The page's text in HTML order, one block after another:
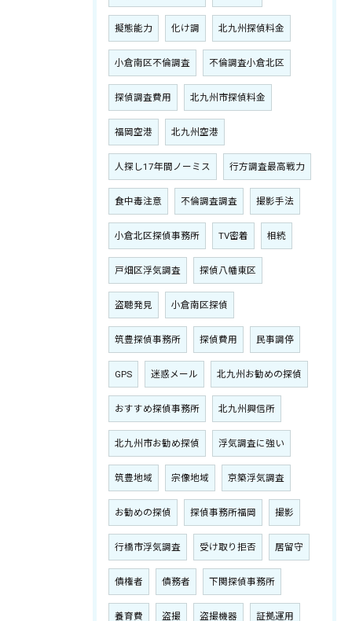
擬態能力 化け調 北九州探偵料金
小倉南区不倫調査 不倫調査小倉北区
探偵調査費用 北九州市探偵料金
福岡空港 北九州空港
人探し17年間ノーミス 行方調査最高戦力
食中毒注意 不倫調査調査 撮影手法
小倉北区探偵事務所 TV密着 相続
戸畑区浮気調査 探偵八幡東区
盗聴発見 小倉南区探偵
筑豊探偵事務所 探偵費用 民事調停
GPS 迷惑メール 北九州お勧めの探偵
おすすめ探偵事務所 北九州興信所
北九州市お勧め探偵 浮気調査に強い
筑豊地域 宗像地域 京築浮気調査
お勧めの探偵 探偵事務所福岡 撮影
行橋市浮気調査 受け取り拒否 居留守
債権者 債務者 下関探偵事務所
養育費 盗撮 盗撮機器 証拠運用